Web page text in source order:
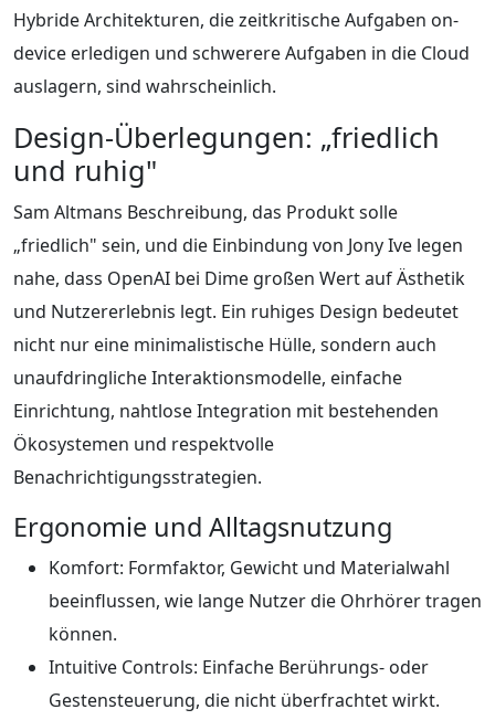
Hybride Architekturen, die zeitkritische Aufgaben on-
device erledigen und schwerere Aufgaben in die Cloud
auslagern, sind wahrscheinlich.
Design-Überlegungen: „friedlich
und ruhig"
Sam Altmans Beschreibung, das Produkt solle
„friedlich" sein, und die Einbindung von Jony Ive legen
nahe, dass OpenAI bei Dime großen Wert auf Ästhetik
und Nutzererlebnis legt. Ein ruhiges Design bedeutet
nicht nur eine minimalistische Hülle, sondern auch
unaufdringliche Interaktionsmodelle, einfache
Einrichtung, nahtlose Integration mit bestehenden
Ökosystemen und respektvolle
Benachrichtigungsstrategien.
Ergonomie und Alltagsnutzung
Komfort: Formfaktor, Gewicht und Materialwahl
beeinflussen, wie lange Nutzer die Ohrhörer tragen
können.
Intuitive Controls: Einfache Berührungs- oder
Gestensteuerung, die nicht überfrachtet wirkt.